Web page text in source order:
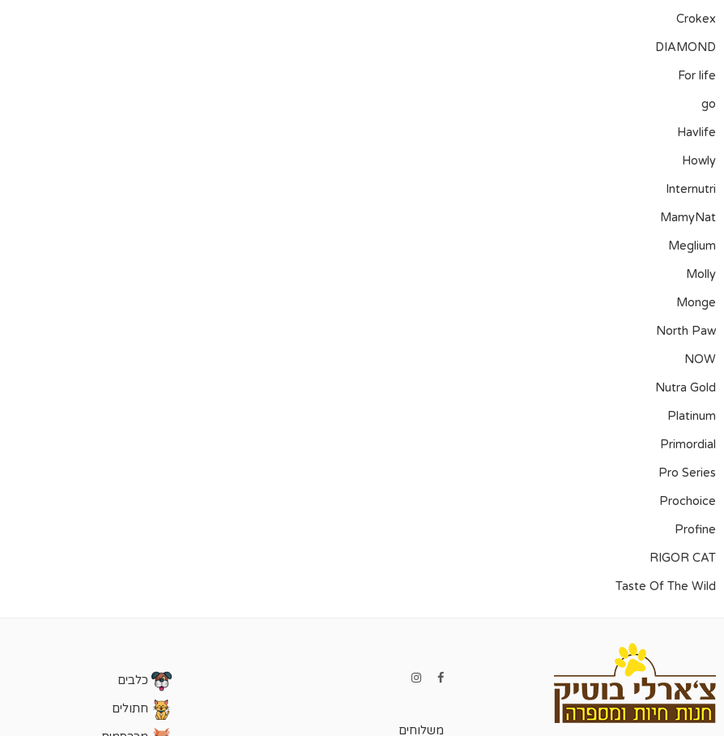
Crokex
DIAMOND
For life
go
Havlife
Howly
Internutri
MamyNat
Meglium
Molly
Monge
North Paw
NOW
Nutra Gold
Platinum
Primordial
Pro Series
Prochoice
Profine
RIGOR CAT
Taste Of The Wild
משלוחים
כלבים
חתולים